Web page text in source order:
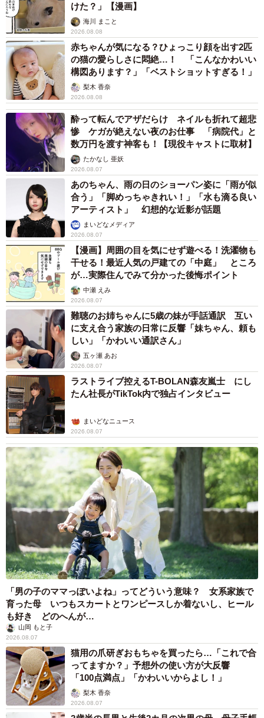
けた？」【漫画】
海川 まこと
2026.08.08
赤ちゃんが気になる？ひょっこり顔を出す2匹
の猫の愛らしさに悶絶…！ 「こんなかわいい
構図あります？」「ベストショットすぎる！」
梨木 香奈
2026.08.08
酔って転んでアザだらけ ネイルも折れて超悲
惨 ケガが絶えない夜のお仕事 「病院代」と
数万円を渡す神客も！【現役キャストに取材】
たかなし 亜妖
2026.08.07
あのちゃん、雨の日のショーパン姿に「雨が似
合う」「脚めっちゃきれい！」「水も滴る良い
アーティスト」 幻想的な近影が話題
まいどなメディア
2026.08.07
【漫画】周囲の目を気にせず遊べる！洗濯物も
干せる！最近人気の戸建ての「中庭」 ところ
が…実際住んでみて分かった後悔ポイント
中瀬 えみ
2026.08.07
難聴のお姉ちゃんに5歳の妹が手話通訳 互い
に支え合う家族の日常に反響「妹ちゃん、頼も
しい」「かわいい通訳さん」
五ヶ瀬 あお
2026.08.07
ラストライブ控えるT-BOLAN森友嵐士 にし
たん社長がTikTok内で独占インタビュー
まいどなニュース
2026.08.07
「男の子のママっぽいよね」ってどういう意味？ 女系家族で
育った母 いつもスカートとワンピースしか着ないし、ヒール
も好き どのへんが…
山岡 もと子
2026.08.07
猫用の爪研ぎおもちゃを買ったら…「これで合
ってますか？」予想外の使い方が大反響
「100点満点」「かわいいからよし！」
梨木 香奈
2026.08.07